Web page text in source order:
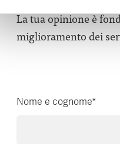
La tua opinione è
miglioramento dei
Nome e cognome*